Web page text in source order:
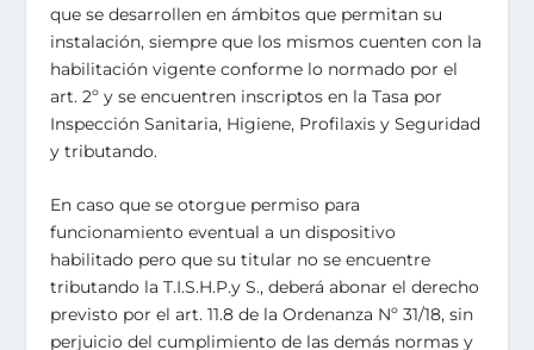
que se desarrollen en ámbitos que permitan su
instalación, siempre que los mismos cuenten con la
habilitación vigente conforme lo normado por el
art. 2º y se encuentren inscriptos en la Tasa por
Inspección Sanitaria, Higiene, Profilaxis y Seguridad
y tributando.
En caso que se otorgue permiso para
funcionamiento eventual a un dispositivo
habilitado pero que su titular no se encuentre
tributando la T.I.S.H.P.y S., deberá abonar el derecho
previsto por el art. 11.8 de la Ordenanza Nº 31/18, sin
perjuicio del cumplimiento de las demás normas y